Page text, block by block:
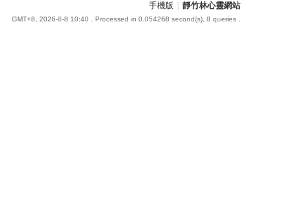
手機版 靜竹林心靈網站
GMT+8, 2026-8-8 10:40 , Processed in 0.054268 second(s), 8 queries .